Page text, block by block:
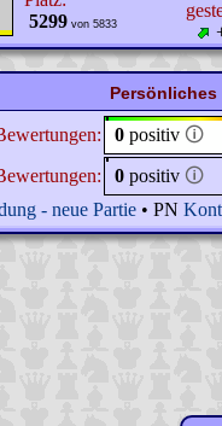
5299 von 5833
0 positiv 🛈
0 positiv 🛈
- neue Partie • PN